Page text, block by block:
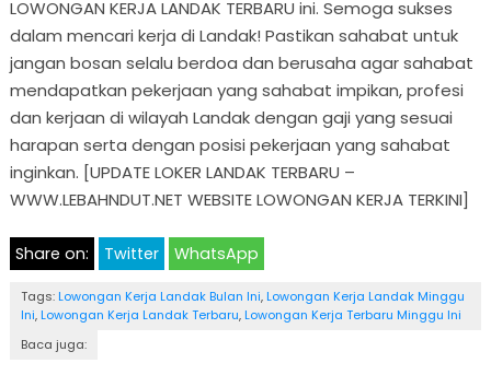
LOWONGAN KERJA LANDAK TERBARU ini. Semoga sukses
dalam mencari kerja di Landak! Pastikan sahabat untuk
jangan bosan selalu berdoa dan berusaha agar sahabat
mendapatkan pekerjaan yang sahabat impikan, profesi
dan kerjaan di wilayah Landak dengan gaji yang sesuai
harapan serta dengan posisi pekerjaan yang sahabat
inginkan. [UPDATE LOKER LANDAK TERBARU –
WWW.LEBAHNDUT.NET WEBSITE LOWONGAN KERJA TERKINI]
Share on: Twitter WhatsApp
Tags: Lowongan Kerja Landak Bulan Ini, Lowongan Kerja Landak Minggu
Ini, Lowongan Kerja Landak Terbaru, Lowongan Kerja Terbaru Minggu Ini
Baca juga: